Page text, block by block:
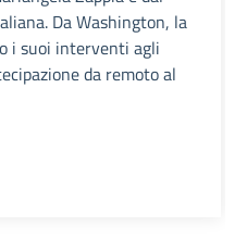
Da Washington, la
i suoi interventi agli
da remoto al